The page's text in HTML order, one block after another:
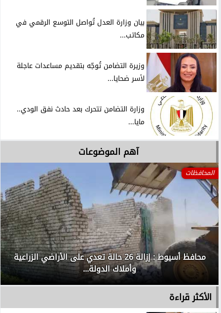
بيان وزارة العدل تُواصل التوسع الرقمي في
مكاتب...
وزيرة التضامن تُوجّه بتقديم مساعدات عاجلة
لأسر ضحايا...
وزارة التضامن تتحرك بعد حادث نفق الودي..
مايا...
آهم الموضوعات
المحافظات
محافظ أسيوط : إزالة 26 حالة تعدي على الأراضي الزراعية
وأملاك الدولة...
الأكثر قراءة